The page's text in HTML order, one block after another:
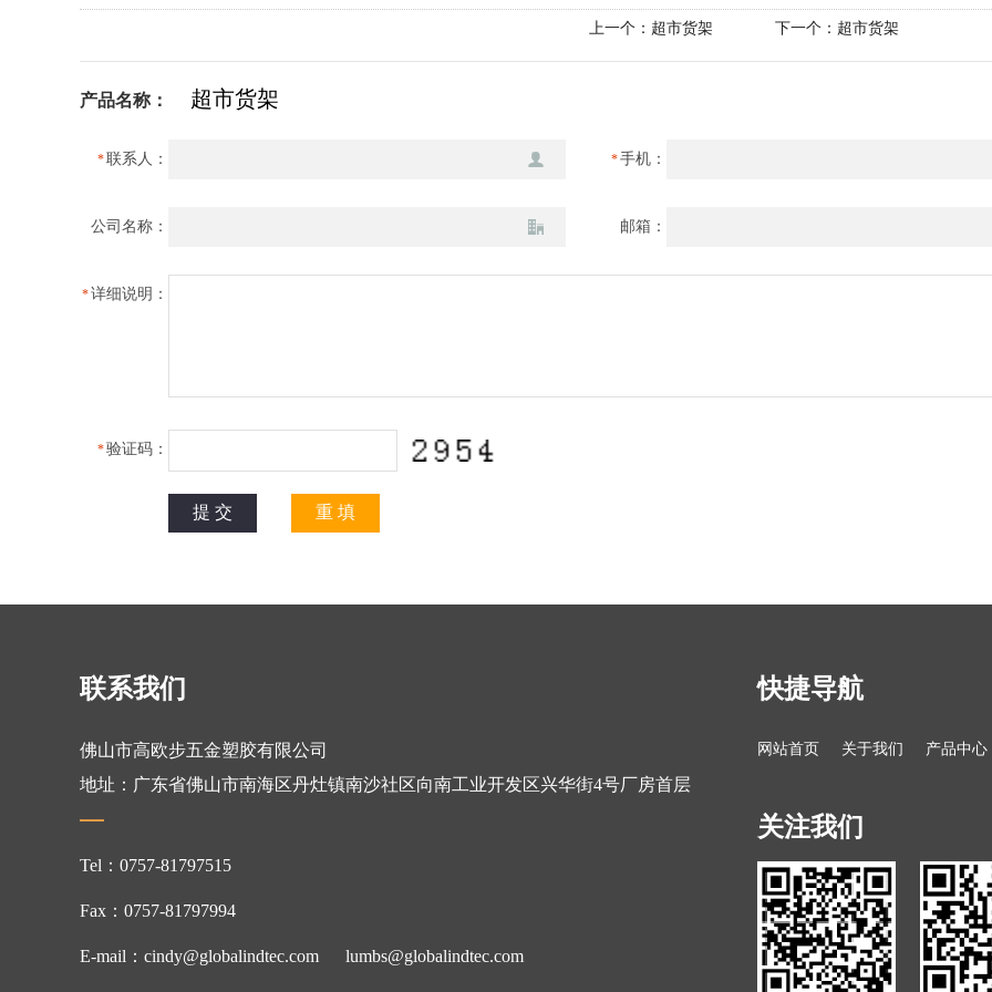
上一个： 超市货架 下一个： 超市货架
产品名称：
*联系人： *手机：
公司名称： 邮箱：
*详细说明：
*验证码：
联系我们
佛山市高欧步五金塑胶有限公司
地址：广东省佛山市南海区丹灶镇南沙社区向南工业开发区兴华街4号厂房首层
Tel：0757-81797515
Fax：0757-81797994
E-mail：cindy@globalindtec.com lumbs@globalindtec.com
快捷导航
网站首页 关于我们 产品中心
关注我们